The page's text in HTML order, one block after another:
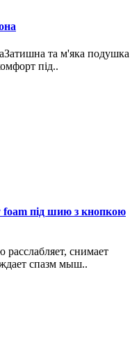
та м'яка подушка
під..
під шию з кнопкою
снимает
спазм мыш..